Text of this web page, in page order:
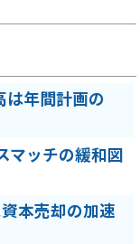
は年間計画の
マッチの緩和図
本売却の加速